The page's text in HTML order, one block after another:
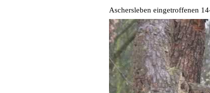
Aschersleben eingetroffenen